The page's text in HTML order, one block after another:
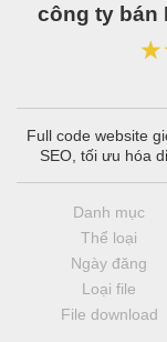
công ty bán
Full code website
SEO, tối ưu hóa
Danh mục
Thể loại
Ngày đăng
Loại file
File download